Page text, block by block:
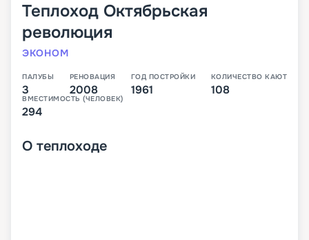
Теплоход Октябрьская
революция
ЭКОНОМ
ПАЛУБЫ
3
РЕНОВАЦИЯ
2008
ГОД ПОСТРОЙКИ
1961
КОЛИЧЕСТВО КАЮТ
108
ВМЕСТИМОСТЬ (ЧЕЛОВЕК)
294
О теплоходе